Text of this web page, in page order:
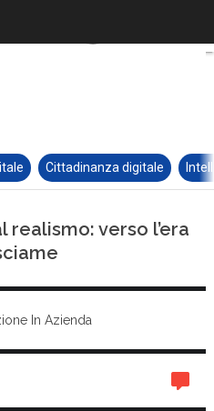
Cittadinanza digitale
realismo: verso l’era
In Azienda